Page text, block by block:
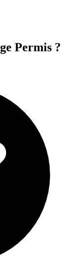
Permis ?